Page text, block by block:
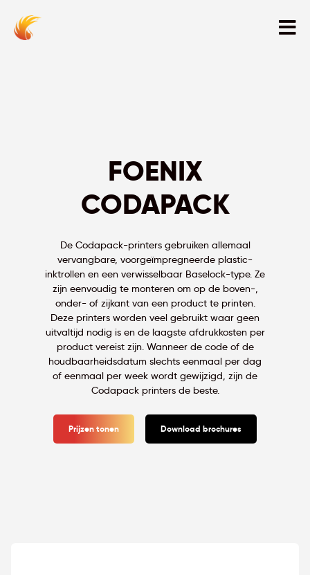
FOENIX
CODAPACK
De Codapack-printers gebruiken allemaal
vervangbare, voorgeïmpregneerde plastic-
inktrollen en een verwisselbaar Baselock-type. Ze
zijn eenvoudig te monteren om op de boven-,
onder- of zijkant van een product te printen.
Deze printers worden veel gebruikt waar geen
uitvaltijd nodig is en de laagste afdrukkosten per
product vereist zijn. Wanneer de code of de
houdbaarheidsdatum slechts eenmaal per dag
of eenmaal per week wordt gewijzigd, zijn de
Codapack printers de beste.
Prijzen tonen Download brochures